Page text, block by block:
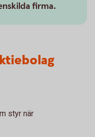
firma.
styr när